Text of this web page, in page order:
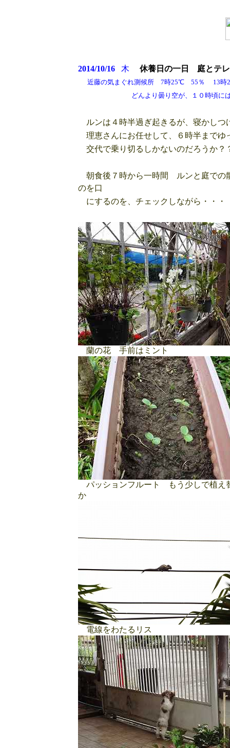
2014/10/16木 休養日の一日 庭とテレ
近藤の気まぐれ測候所 7時25℃ 55％
どんより曇り空が、１０時頃には晴れ
ルンは４時半過ぎ起きるが、寝かしつ
理恵さんにお任せして、６時半までゆ
交代で乗り切るしかないのだろうか？
朝食後７時から一時間 ルンと庭での
のを口
にするのを、チェックしながら・・・
蘭の花 手前はミント
パッションフルート もう少しで植え
か
電線をわたるリス